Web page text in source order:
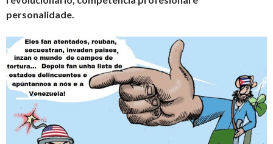
personalidade.